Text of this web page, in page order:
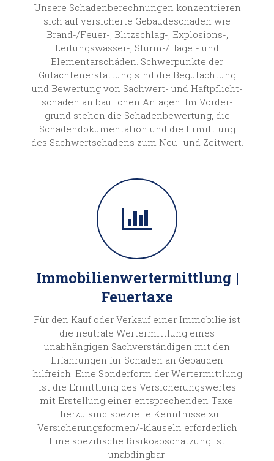
Unsere Schaden­berechnungen konzen­trieren
sich auf versicherte Gebäude­schäden wie
Brand-/Feuer-, Blitz­schlag-, Explosions-,
Leitungs­wasser-, Sturm-/Hagel- und
Elementar­schäden. Schwer­punkte der
Gutachten­erstattung sind die Begutachtung
und Bewertung von Sachwert- und Haftpflicht­
schäden an baulichen Anlagen. Im Vorder­
grund stehen die Schaden­bewertung, die
Schaden­dokumentation und die Ermittlung
des Sachwert­schadens zum Neu- und Zeitwert.
Immobilien­wert­ermittlung |
Feuertaxe
Für den Kauf oder Verkauf einer Immobilie ist
die neutrale Wert­ermittlung eines
unabhängigen Sach­verstän­digen mit den
Erfahrungen für Schäden an Gebäuden
hilfreich. Eine Sonder­form der Wert­ermittlung
ist die Ermittlung des Versicherungs­wertes
mit Erstellung einer entsprechenden Taxe.
Hierzu sind spezielle Kennt­nisse zu
Versicherungs­formen/-klauseln erforder­lich
Eine spezifische Risiko­abschätzung ist
unabdingbar.